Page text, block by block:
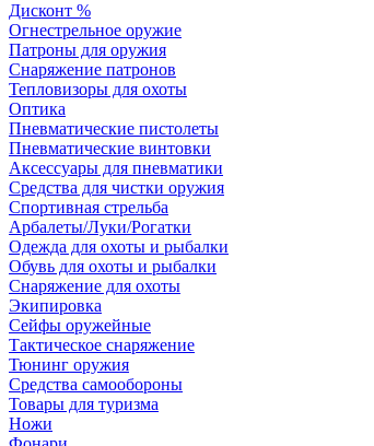
Дисконт %
Огнестрельное оружие
Патроны для оружия
Снаряжение патронов
Тепловизоры для охоты
Оптика
Пневматические пистолеты
Пневматические винтовки
Аксессуары для пневматики
Средства для чистки оружия
Спортивная стрельба
Арбалеты/Луки/Рогатки
Одежда для охоты и рыбалки
Обувь для охоты и рыбалки
Снаряжение для охоты
Экипировка
Сейфы оружейные
Тактическое снаряжение
Тюнинг оружия
Средства самообороны
Товары для туризма
Ножи